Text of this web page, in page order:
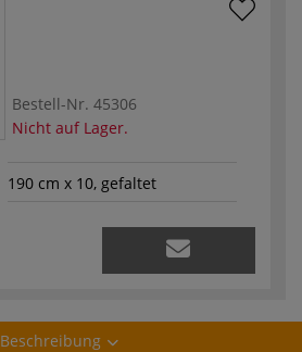
Bestell-Nr. 45306
Nicht auf Lager.
190 cm x 10, gefaltet
Beschreibung